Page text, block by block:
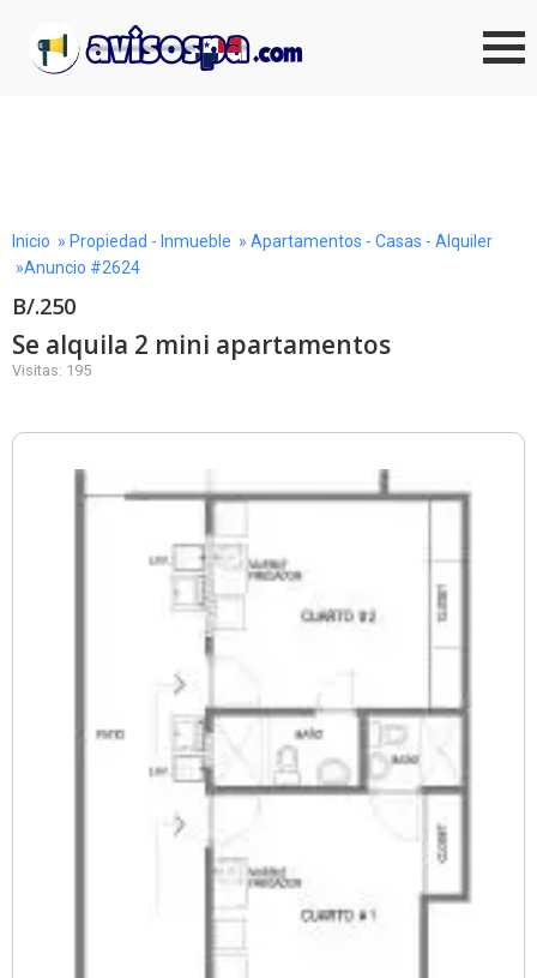
Inicio » Propiedad - Inmueble » Apartamentos - Casas - Alquiler
»Anuncio #2624
B/.250
Se alquila 2 mini apartamentos
Visitas: 195